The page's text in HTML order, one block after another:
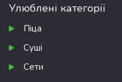
Улюблені категорії
Піца
Суші
Сети